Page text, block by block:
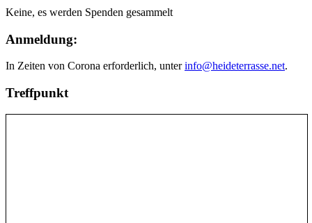
Keine, es werden Spenden gesammelt
Anmeldung:
In Zeiten von Corona erforderlich, unterinfo@heideterrasse.net.
Treffpunkt